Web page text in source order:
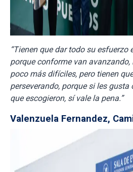
“Tienen que dar todo su esfuerzo
porque conforme van
poco más difíciles, pero tienen
perseverando, porque si les
que escogieron, sí vale la pena.”
Valenzuela Fernandez,